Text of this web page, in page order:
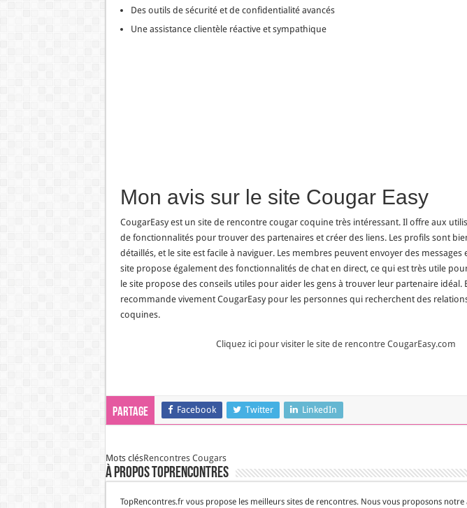
Des outils de sécurité et de confidentialité avancés
Une assistance clientèle réactive et sympathique
Mon avis sur le site Cougar Easy
CougarEasy est un site de rencontre cougar coquine très intéressant. Il offre aux
de fonctionnalités pour trouver des partenaires et créer des liens. Les profils sont
détaillés, et le site est facile à naviguer. Les membres peuvent envoyer des messages
site propose également des fonctionnalités de chat en direct, ce qui est très utile
le site propose des conseils utiles pour aider les gens à trouver leur partenaire idéal.
recommande vivement CougarEasy pour les personnes qui recherchent des
coquines.
Cliquez ici pour visiter le site de rencontre CougarEasy.com
Partage Facebook Twitter LinkedIn
Mots clésRencontres Cougars
À propos TopRencontres
TopRencontres.fr vous propose les meilleurs sites de rencontres. Nous vous proposons notre